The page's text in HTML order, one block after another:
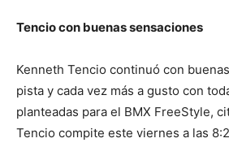
Tencio con buenas sensaciones
Kenneth Tencio continuó con
pista y cada vez más a gusto con
planteadas para el BMX FreeStyle,
Tencio compite este viernes a las